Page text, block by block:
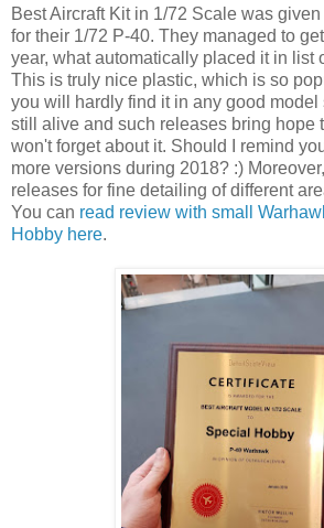
Best Aircraft Kit in 1/72 Scale was
for their 1/72 P-40. They managed to
year, what automatically placed it in list
This is truly nice plastic, which is so
you will hardly find it in any good
still alive and such releases bring hope
won't forget about it. Should I remind
more versions during 2018? :)
releases for fine detailing of different
You can read review with small
Hobby here.